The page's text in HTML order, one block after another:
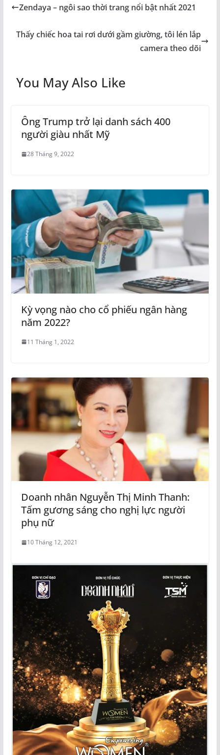
Zendaya – ngôi sao thời trang nổi bật nhất 2021
Thấy chiếc hoa tai rơi dưới gầm giường, tôi lén lắp
camera theo dõi
You May Also Like
Ông Trump trở lại danh sách 400
người giàu nhất Mỹ
28 Tháng 9, 2022
Kỳ vọng nào cho cổ phiếu ngân hàng
năm 2022?
11 Tháng 1, 2022
Doanh nhân Nguyễn Thị Minh Thanh:
Tấm gương sáng cho nghị lực người
phụ nữ
10 Tháng 12, 2021